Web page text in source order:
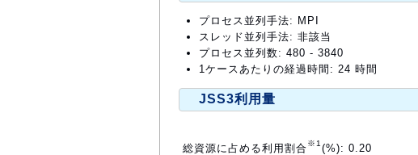
プロセス並列手法: MPI
スレッド並列手法: 非該当
プロセス並列数: 480 - 3840
1ケースあたりの経過時間: 24 時間
JSS3利用量
総資源に占める利用割合※1 (%): 0.20